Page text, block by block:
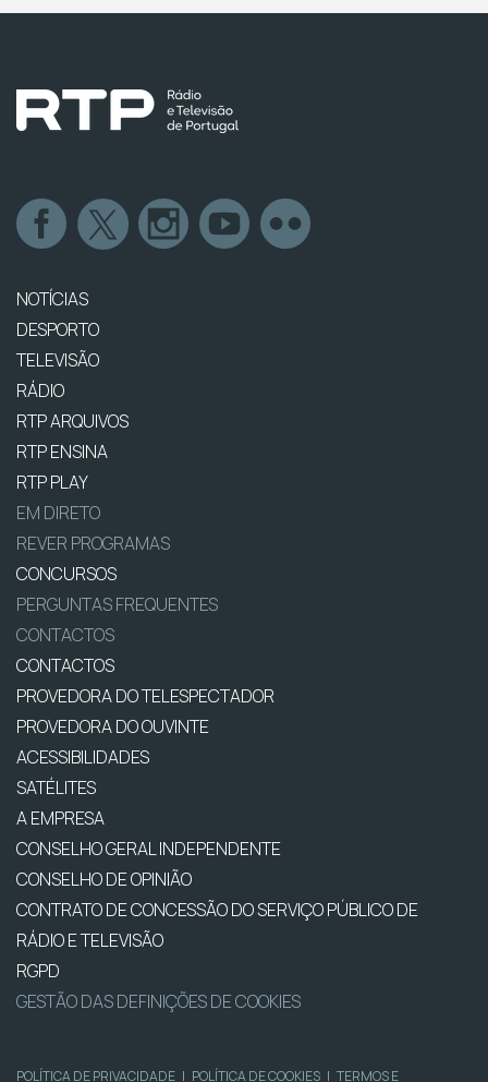
NOTÍCIAS
DESPORTO
TELEVISÃO
RÁDIO
RTP ARQUIVOS
RTP ENSINA
RTP PLAY
EM DIRETO
REVER PROGRAMAS
CONCURSOS
PERGUNTAS FREQUENTES
CONTACTOS
CONTACTOS
PROVEDORA DO TELESPECTADOR
PROVEDORA DO OUVINTE
ACESSIBILIDADES
SATÉLITES
A EMPRESA
CONSELHO GERAL INDEPENDENTE
CONSELHO DE OPINIÃO
CONTRATO DE CONCESSÃO DO SERVIÇO PÚBLICO DE
RÁDIO E TELEVISÃO
RGPD
GESTÃO DAS DEFINIÇÕES DE COOKIES
POLÍTICA DE PRIVACIDADE | POLÍTICA DE COOKIES | TERMOS E